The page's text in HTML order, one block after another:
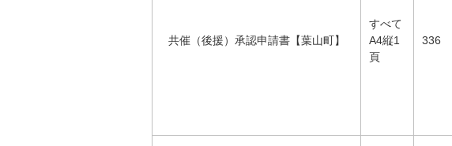
共催（後援）承認申請書【葉山町】
すべて
A4縦1
頁
336